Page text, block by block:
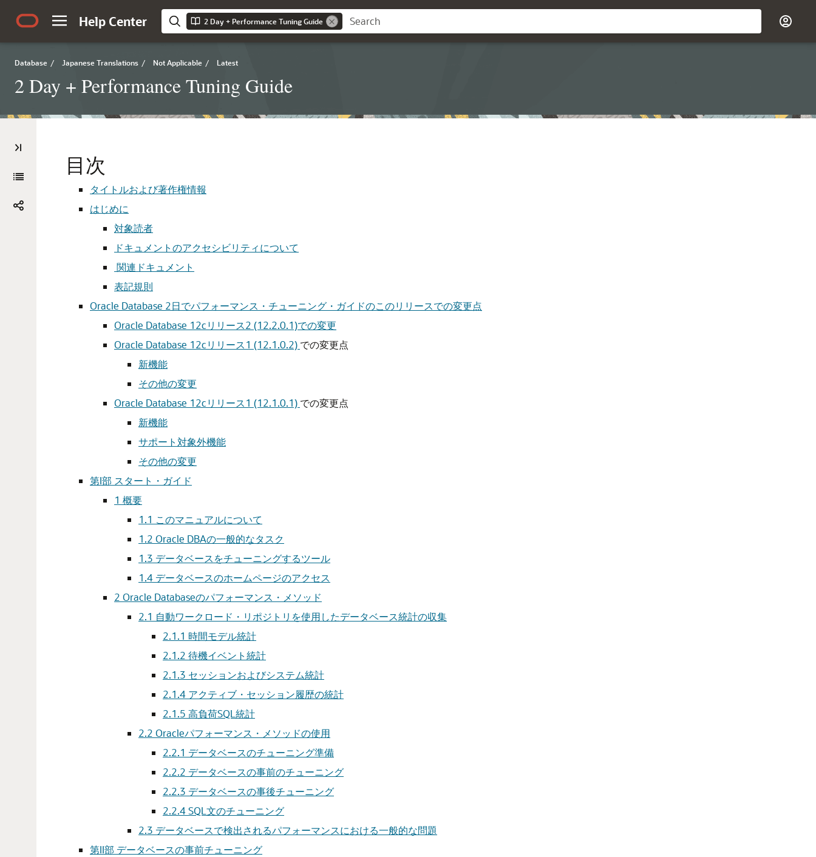
Help Center 2 Day + Performance Tuning Guide
Database / Japanese Translations / Not Applicable / Latest
2 Day + Performance Tuning Guide
目次
タイトルおよび著作権情報
はじめに
対象読者
ドキュメントのアクセシビリティについて
関連ドキュメント
表記規則
Oracle Database 2日でパフォーマンス・チューニング・ガイドのこのリリースでの変更点
Oracle Database 12cリリース2 (12.2.0.1)での変更
Oracle Database 12cリリース1 (12.1.0.2) での変更点
新機能
その他の変更
Oracle Database 12cリリース1 (12.1.0.1) での変更点
新機能
サポート対象外機能
その他の変更
第I部 スタート・ガイド
1 概要
1.1 このマニュアルについて
1.2 Oracle DBAの一般的なタスク
1.3 データベースをチューニングするツール
1.4 データベースのホームページのアクセス
2 Oracle Databaseのパフォーマンス・メソッド
2.1 自動ワークロード・リポジトリを使用したデータベース統計の収集
2.1.1 時間モデル統計
2.1.2 待機イベント統計
2.1.3 セッションおよびシステム統計
2.1.4 アクティブ・セッション履歴の統計
2.1.5 高負荷SQL統計
2.2 Oracleパフォーマンス・メソッドの使用
2.2.1 データベースのチューニング準備
2.2.2 データベースの事前のチューニング
2.2.3 データベースの事後チューニング
2.2.4SQL文のチューニング
2.3 データベースで検出されるパフォーマンスにおける一般的な問題
第II部 データベースの事前チューニング